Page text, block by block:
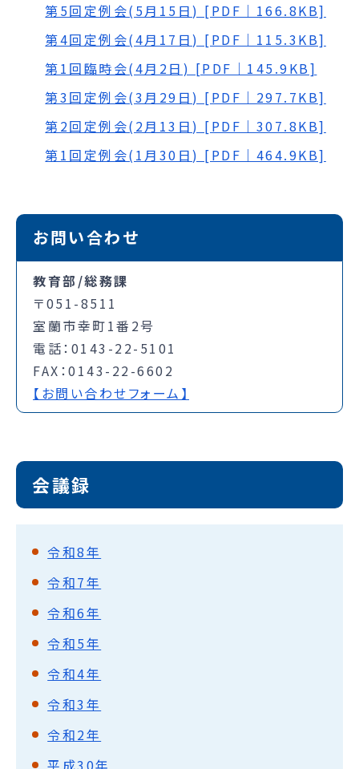
第5回定例会(5月15日) [PDF｜166.8KB]
第4回定例会(4月17日) [PDF｜115.3KB]
第1回臨時会(4月2日) [PDF｜145.9KB]
第3回定例会(3月29日) [PDF｜297.7KB]
第2回定例会(2月13日) [PDF｜307.8KB]
第1回定例会(1月30日) [PDF｜464.9KB]
お問い合わせ
教育部/総務課
〒051-8511
室蘭市幸町1番2号
電話：0143-22-5101
FAX：0143-22-6602
【お問い合わせフォーム】
会議録
令和8年
令和7年
令和6年
令和5年
令和4年
令和3年
令和2年